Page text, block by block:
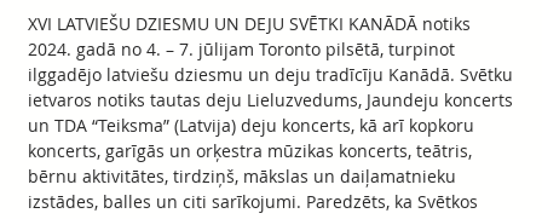
XVI LATVIEŠU DZIESMU UN DEJU SVĒTKI KANĀDĀ notiks
2024. gadā no 4. – 7. jūlijam Toronto pilsētā, turpinot
ilggadējo latviešu dziesmu un deju tradīcīju Kanādā. Svētku
ietvaros notiks tautas deju Lieluzvedums, Jaundeju koncerts
un TDA “Teiksma” (Latvija) deju koncerts, kā arī kopkoru
koncerts, garīgās un orķestra mūzikas koncerts, teātris,
bērnu aktivitātes, tirdziņš, mākslas un daiļamatnieku
izstādes, balles un citi sarīkojumi. Paredzēts, ka Svētkos